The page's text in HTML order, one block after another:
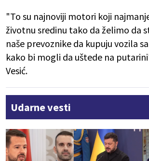
"To su najnoviji motori koji
životnu sredinu tako da želimo da
naše prevoznike da kupuju vozila
kako bi mogli da uštede na
Vesić.
Udarne vesti